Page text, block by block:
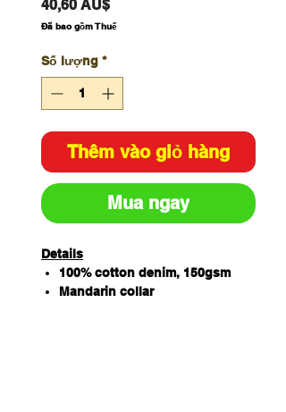
40,60 AU$Giá
Đã bao gồm Thuế
Số lượng *
Thêm vào giỏ hàng
Mua ngay
Details
100% cotton denim, 150gsm
Mandarin collar